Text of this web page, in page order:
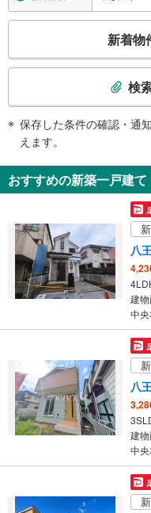
陵）、多摩森林科学園（さく
第二高等学校・第二中学校、高
南口・京王口（京王）
高尾町 初沢町 東浅川町、狭
園、新高尾霊園、穎明館高校・
【京王電鉄】
・南口
【ＪＲ】
・各ホーム⇔京王線連絡通路
【京王電鉄】
・ホーム⇔改札
トイレ
【ＪＲ】
【京王電鉄】
《多機能トイレ》
・改札内
その他
【ＪＲ】
・ＡＥＤ
・点字案内（券売機・運賃表・
・ＡＥＤ
検
知
を
け
取
る
条
ペ
ー
ジ
に
存
る
新着物
検
保存した条件の確認・通
えます。
おすすめの新築一戸建て
八
建
中
八
建